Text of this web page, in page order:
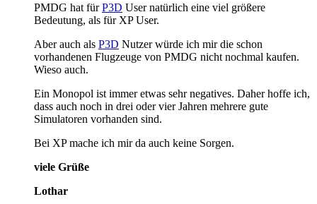
PMDG hat fürP3D User natürlich eine viel größere
Bedeutung, als für XP User.
Aber auch als P3D Nutzer würde ich mir die schon
vorhandenen Flugzeuge von PMDG nicht nochmal kaufen.
Wieso auch.
Ein Monopol ist immer etwas sehr negatives. Daher hoffe ich,
dass auch noch in drei oder vier Jahren mehrere gute
Simulatoren vorhanden sind.
Bei XP mache ich mir da auch keine Sorgen.
viele Grüße
Lothar